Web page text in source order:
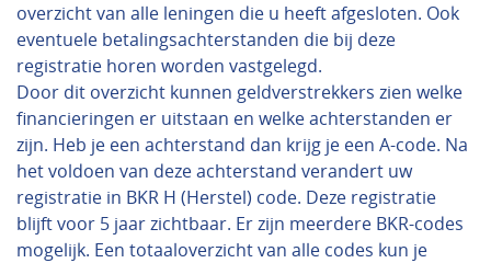
overzicht van alle leningen die u heeft afgesloten. Ook
eventuele betalingsachterstanden die bij deze
registratie horen worden vastgelegd.
Door dit overzicht kunnen geldverstrekkers zien welke
financieringen er uitstaan en welke achterstanden er
zijn. Heb je een achterstand dan krijg je een A-code. Na
het voldoen van deze achterstand verandert uw
registratie in BKR H (Herstel) code. Deze registratie
blijft voor 5 jaar zichtbaar. Er zijn meerdere BKR-codes
mogelijk. Een totaaloverzicht van alle codes kun je